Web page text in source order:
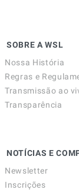
SOBRE A WSL
Nossa História
Regras e
Transmissão ao
Transparência
NOTÍCIAS E
Newsletter
Inscrições